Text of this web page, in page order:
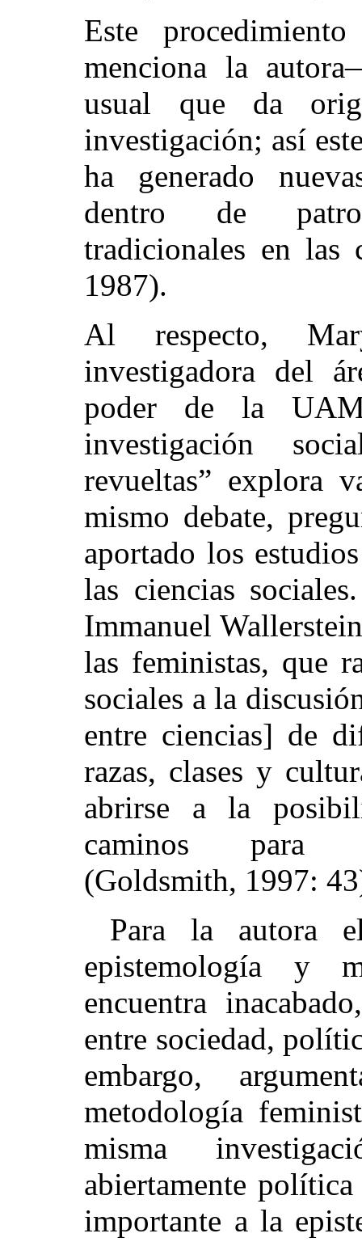
Este
menciona la
usual que da
investigación; así
ha generado
dentro de
tradicionales en las
1987).
Al respecto,
investigadora del
poder de la
investigación
revueltas” explora
mismo debate,
aportado los
las ciencias
Immanuel
las feministas, que
sociales a la
entre ciencias] de
razas, clases y
abrirse a la
caminos para
(Goldsmith, 1997:
Para la autora
epistemología y
encuentra
entre sociedad,
embargo,
metodología
misma
abiertamente
importante a la